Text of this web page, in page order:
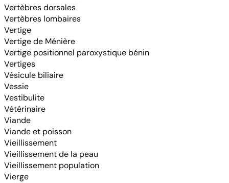
Vertèbres dorsales
Vertèbres lombaires
Vertige
Vertige de Ménière
Vertige positionnel paroxystique bénin
Vertiges
Vésicule biliaire
Vessie
Vestibulite
Vétérinaire
Viande
Viande et poisson
Vieillissement
Vieillissement de la peau
Vieillissement population
Vierge